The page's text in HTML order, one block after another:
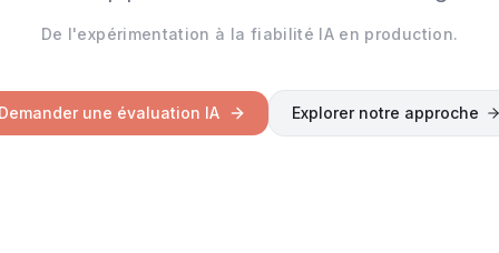
De l'expérimentation à la fiabilité IA en production.
une évaluation IA Explorer notre approche